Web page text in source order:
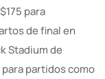
para
de final en
Stadium de
partidos como